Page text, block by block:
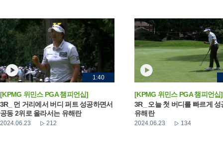
1:40
[KPMG 위민스 PGA 챔피언십]
3R_ 먼 거리에서 버디 퍼트 성공하면서
공동 2위로 올라서는 유해란
2024.06.23 212
[KPMG 위민스 PGA 챔피언십]
3R_ 오늘 첫 버디를 빠르게 성
유해란
2024.06.23 134